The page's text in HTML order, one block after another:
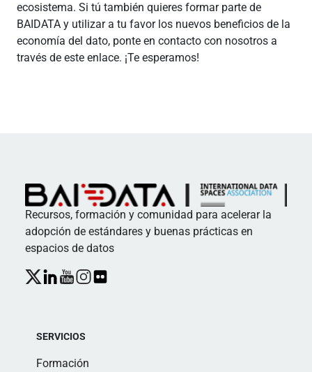
ecosistema. Si tú también quieres formar parte de
BAIDATA y utilizar a tu favor los nuevos beneficios de la
economía del dato, ponte en contacto con nosotros a
través de este enlace. ¡Te esperamos!
Recursos, formación y comunidad para acelerar la
adopción de estándares y buenas prácticas en
espacios de datos
SERVICIOS
Formación